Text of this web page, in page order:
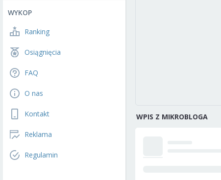
WYKOP
Ranking
Osiągnięcia
FAQ
O nas
Kontakt
Reklama
Regulamin
WPIS Z MIKROBLOGA